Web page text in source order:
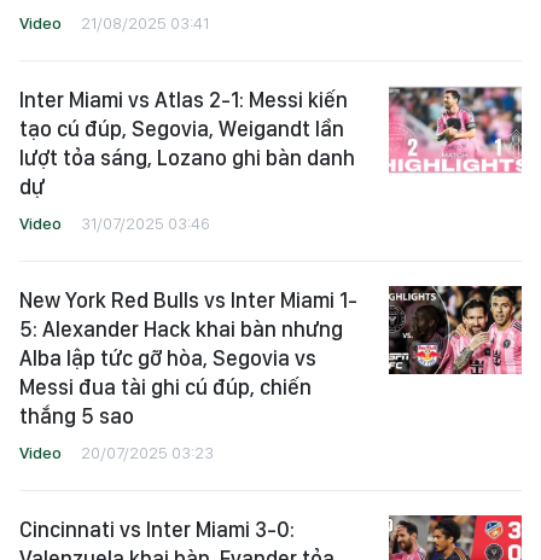
Video 21/08/2025 03:41
Inter Miami vs Atlas 2-1: Messi kiến
tạo cú đúp, Segovia, Weigandt lần
lượt tỏa sáng, Lozano ghi bàn danh
dự
Video 31/07/2025 03:46
New York Red Bulls vs Inter Miami 1-
5: Alexander Hack khai bàn nhưng
Alba lập tức gỡ hòa, Segovia vs
Messi đua tài ghi cú đúp, chiến
thắng 5 sao
Video 20/07/2025 03:23
Cincinnati vs Inter Miami 3-0: